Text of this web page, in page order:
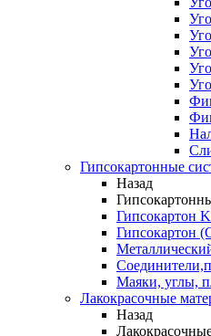
Гипсокартонные
Назад
Гипсокартон
Гипсокартон
Маяки, углы,
Лакокрасочные
Назад